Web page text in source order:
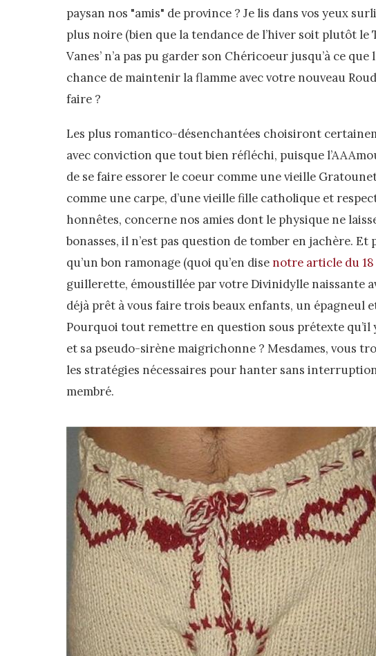
paysan nos "amis" de province ? Je lis dans vos yeux
plus noire (bien que la tendance de l’hiver soit plutôt le
Vanes’ n’a pas pu garder son Chéricoeur jusqu’à ce que
chance de maintenir la flamme avec votre nouveau
faire ?
Les plus romantico-désenchantées choisiront
avec conviction que tout bien réfléchi, puisque
de se faire essorer le coeur comme une vieille
comme une carpe, d’une vieille fille catholique et
honnêtes, concerne nos amies dont le physique ne
bonasses, il n’est pas question de tomber en jachère.
qu’un bon ramonage (quoi qu’en dise notre article du 18
guillerette, émoustillée par votre Divinidylle naissante
déjà prêt à vous faire trois beaux enfants, un épagneul
Pourquoi tout remettre en question sous prétexte qu’il
et sa pseudo-sirène maigrichonne ? Mesdames, vous
les stratégies nécessaires pour hanter sans
membré.